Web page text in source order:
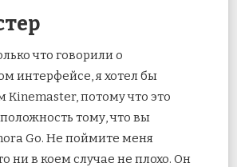
что говорили о
интерфейсе, я хотел бы
Kinemaster, потому что это
тому, что вы
Go. Не поймите меня
ни в коем случае не плохо. Он